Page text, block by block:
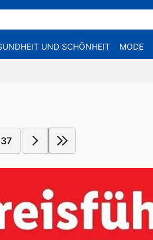
UND SCHÖNHEIT MODE
37